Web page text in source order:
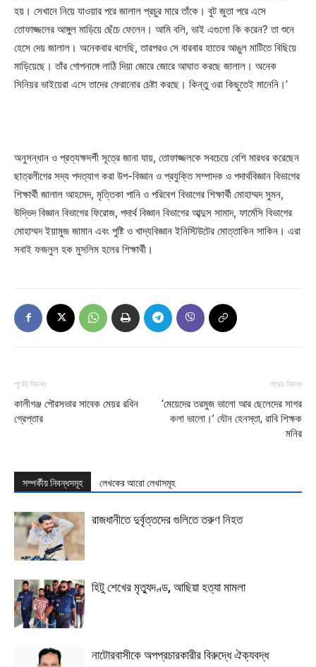
হয়। সেখানে নিয়ে যাওয়ার পরে জালাল প্রচুর মারে তাঁকে। বুট জুতা পরে এসে
তোফাজ্জলের আঙ্গুল মাড়িয়ে ছেঁচে ফেলেন। আমি বলি, ভাই এগুলো কি করেন? তা শুনে
হেসে দেয় জালাল। অনেকবার বলেছি, তারপরও সে বারবার হাতের আঙুল মাটিতে বিছিয়ে
মাড়িয়েছে। তাঁর গোপনাঙ্গে লাঠি দিয়া জোরে জোরে আঘাত করছে জালাল। অনেক
সিনিয়র ভাইয়েরা এসে তাদের ফেরানোর চেষ্টা করছে। কিন্তু ওরা কিছুতেই মানেনি।’
অনুসন্ধান ও প্রত্যক্ষদর্শী সূত্রে জানা যায়, তোফাজ্জলকে সবচেয়ে বেশি মারধর করেছেন
ছাত্রলীগের সদ্য পদত্যাগ করা উপ-বিজ্ঞান ও প্রযুক্তি সম্পাদক ও পদার্থবিজ্ঞান বিভাগের
শিক্ষার্থী জালাল আহমেদ, মৃত্তিকা পানি ও পরিবেশ বিভাগের শিক্ষার্থী মোহাম্মদ সুমন,
উদ্ভিদ বিজ্ঞান বিভাগের ফিরোজ, পদার্থ বিজ্ঞান বিভাগের আব্দুস সামাদ, ফার্মেসি বিভাগের
মোহাম্মদ ইয়ামুজ জামান এবং পুষ্টি ও খাদ্যবিজ্ঞান ইনিস্টিউটের মোত্তাকিন সাকিন। এরা
সবাই ফজলুল হক মুসলিম হলের শিক্ষার্থী।
পূর্বের নিবন্ধ
কালীগঞ্জ পৌরসভার সাবেক মেয়র রবিন
গ্রেপ্তার
পরের নিবন্ধ
‘মেয়েদের তরমুজ ভালো আর ছেলেদের সাগর
কলা ভালো।’ যৌন হেনস্তা, রাবি শিক্ষক
মনির
সম্পর্কীয় নিবন্ধসমূহ লেখকের আরো লেখাসমূহ
রাজধানীতে দুর্বৃত্তদের গুলিতে তরুণ নিহত
হিটু শেখের মৃত্যুদণ্ড, আছিয়া হত্যা মামলা
নাটোরবাসীকে অপপ্রচারকারীর বিরুদ্ধে ঐক্যবদ্ধ